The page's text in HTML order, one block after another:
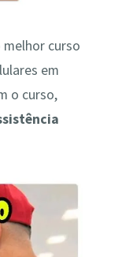
curso
em
o curso,